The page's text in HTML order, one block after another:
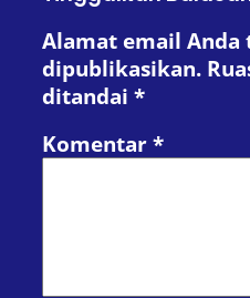
Alamat email Anda
dipublikasikan.
ditandai *
Komentar *